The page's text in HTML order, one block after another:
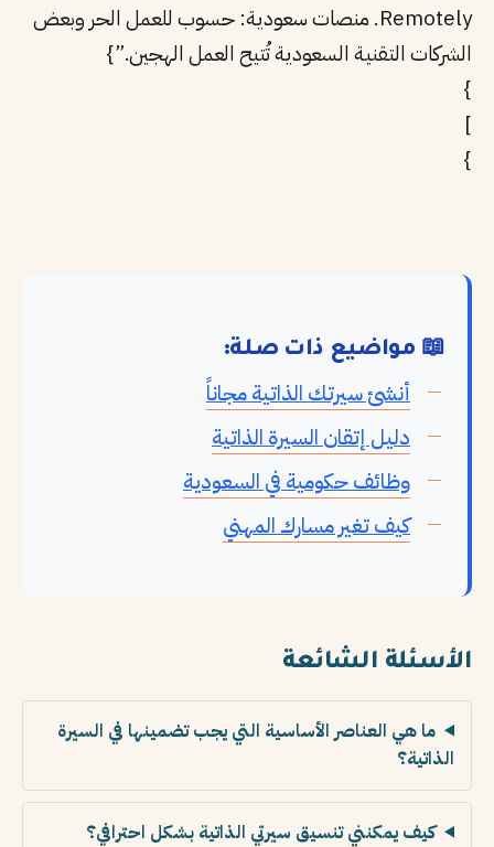
Remotely. منصات سعودية: حسوب للعمل الحر وبعض
الشركات التقنية السعودية تُتيح العمل الهجين.”}
}
]
}
📖 مواضيع ذات صلة:
أنشئ سيرتك الذاتية مجاناً
دليل إتقان السيرة الذاتية
وظائف حكومية في السعودية
كيف تغير مسارك المهني
الأسئلة الشائعة
ما هي العناصر الأساسية التي يجب تضمينها في السيرة
الذاتية؟
كيف يمكنني تنسيق سيرتي الذاتية بشكل احترافي؟